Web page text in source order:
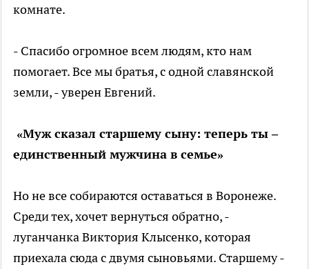
комнате.
- Спасибо огромное всем людям, кто нам
помогает. Все мы братья, с одной славянской
земли, - уверен Евгений.
«Муж сказал старшему сыну: теперь ты –
единственный мужчина в семье»
Но не все собираются оставаться в Воронеже.
Среди тех, хочет вернуться обратно, -
луганчанка Виктория Клысенко, которая
приехала сюда с двумя сыновьями. Старшему -